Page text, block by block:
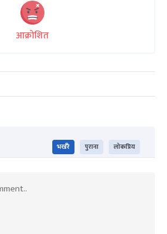
आक्रोशित
भर्खरै पुराना लोकप्रिय